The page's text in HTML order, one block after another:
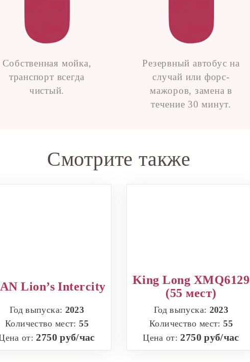
Собственная мойка,
транспорт всегда
чистый.
Резервный автобус на
случай или форс-
мажоров, замена в
течение 30 минут.
Смотрите также
Lion’s Intercity
Год выпуска: 2023
Количество мест:55
от:2750 руб/час
King Long XMQ6129
(55 мест)
Год выпуска: 2023
Количество мест:55
Цена от:2750 руб/час